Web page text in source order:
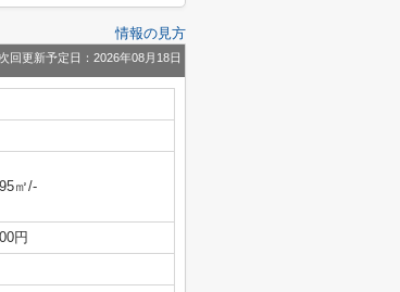
情報の見方
回更新予定日：2026年08月18日
㎡/-
円